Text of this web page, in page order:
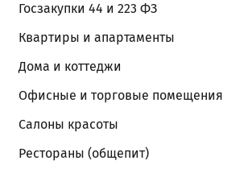
Госзакупки 44 и 223 ФЗ
Квартиры и апартаменты
Дома и коттеджи
Офисные и торговые помещения
Салоны красоты
Рестораны (общепит)